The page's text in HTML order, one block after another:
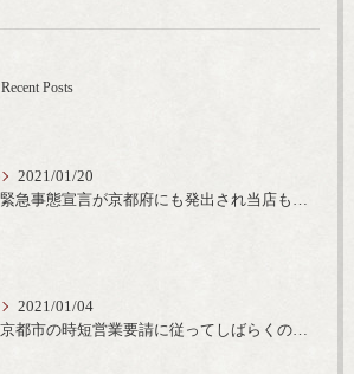
Recent Posts
2021/01/20
2021/01/04
京都市の時短営業要請に従ってしばらくの間20時までの営業とさせていただいております。寒い時期には温かいお蕎麦がおすすめ